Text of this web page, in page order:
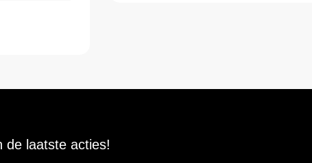
de laatste acties!